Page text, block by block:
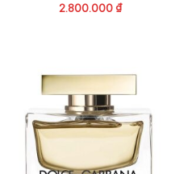
2.800.000 ₫